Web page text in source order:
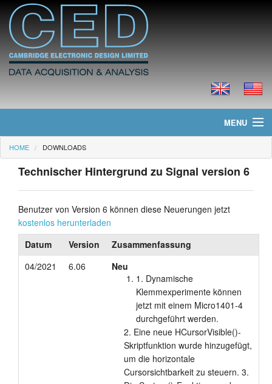
MENU
Home
Neues
Produkte
Preisliste
Downloads
HOME DOWNLOADS
Technischer Hintergrund zu Signal version 6
Benutzer von Version 6 können diese Neuerungen jetzt
kostenlos herunterladen
Datum
Version
Zusammenfassung
04/2021
6.06
Neu
1. Dynamische
Klemmexperimente können
jetzt mit einem Micro1401-4
durchgeführt werden.
2. Eine neue HCursorVisible()-
Skriptfunktion wurde hinzugefügt,
um die horizontale
Cursorsichtbarkeit zu steuern. 3.